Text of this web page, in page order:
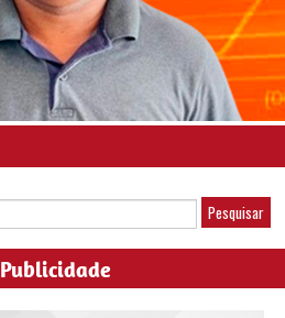
Publicidade